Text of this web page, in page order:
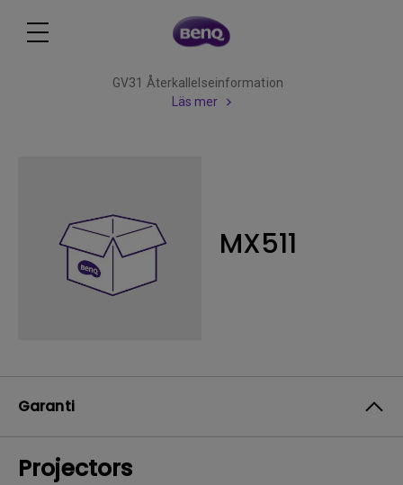
GV31 Återkallelseinformation
Läs mer
MX511
Garanti
Projectors